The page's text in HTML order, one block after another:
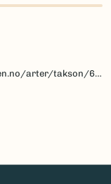
takson/68656/beskrivelse